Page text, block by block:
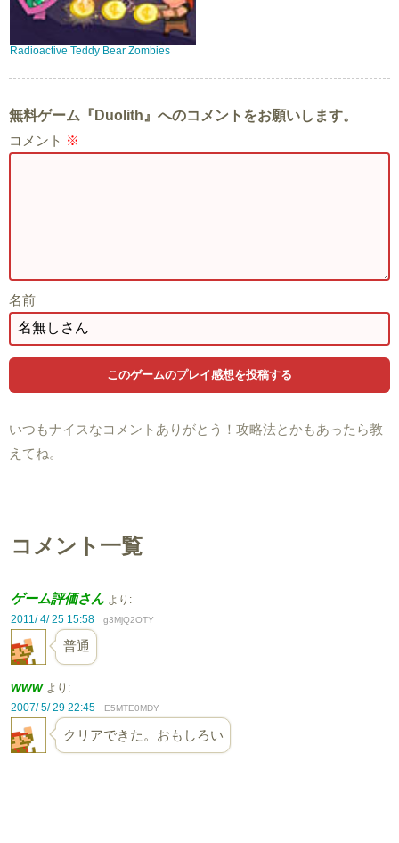
Radioactive Teddy Bear Zombies
無料ゲーム『Duolith』へのコメントをお願いします。
コメント ※
名前
いつもナイスなコメントありがとう！攻略法とかもあったら教
えてね。
コメント一覧
ゲーム評価さん より:
2011/ 4/ 25 15:58
g3MjQ2OTY
普通
www より:
2007/ 5/ 29 22:45
E5MTE0MDY
クリアできた。おもしろい